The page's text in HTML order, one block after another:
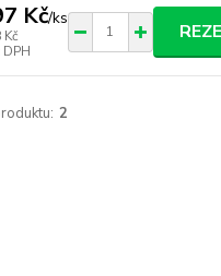
Kč/ks
2